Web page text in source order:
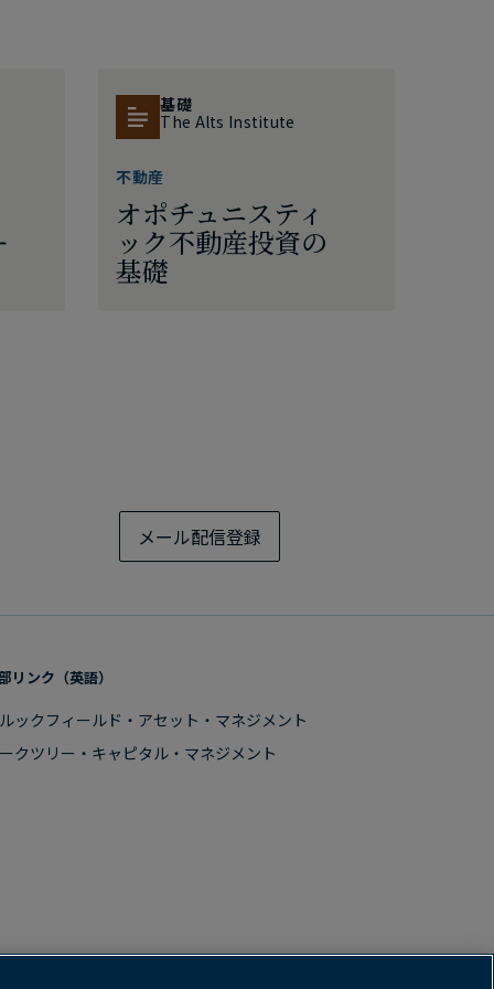
基礎
The Alts Institute
不動産
オポチュニスティ
ック不動産投資の
基礎
メール配信登録
リンク​（英語）
ックフィールド・アセット・マネジメント
クツリー・​キャピタル・マネジメント